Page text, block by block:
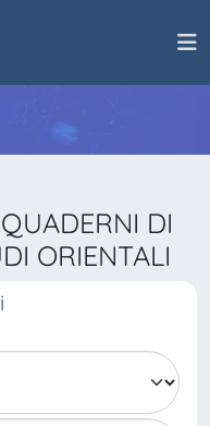
DI
ORIENTALI